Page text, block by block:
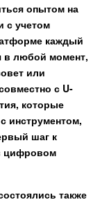
опытом на
с учетом
каждый
в любой момент,
или
с U-
которые
инструментом,
шаг к
цифровом
также